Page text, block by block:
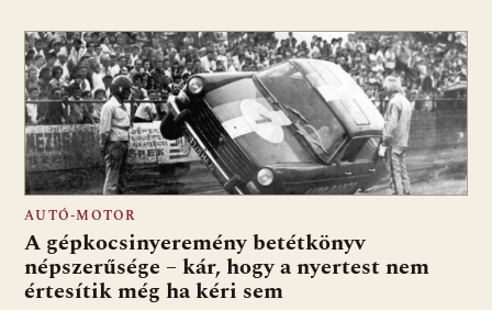
AUTÓ-MOTOR
A gépkocsinyeremény betétkönyv
népszerűsége – kár, hogy a nyertest nem
értesítik még ha kéri sem